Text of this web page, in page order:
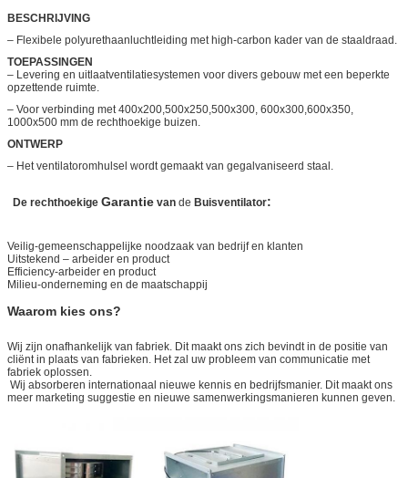
BESCHRIJVING
– Flexibele polyurethaanluchtleiding met high-carbon kader van de staaldraad.
TOEPASSINGEN
– Levering en uitlaatventilatiesystemen voor divers gebouw met een beperkte
opzettende ruimte.
– Voor verbinding met 400х200,500х250,500х300, 600х300,600х350,
1000х500 mm de rechthoekige buizen.
ONTWERP
– Het ventilatoromhulsel wordt gemaakt van gegalvaniseerd staal.
De rechthoekige Garantie van de Buisventilator:
Veilig-gemeenschappelijke noodzaak van bedrijf en klanten
Uitstekend – arbeider en product
Efficiency-arbeider en product
Milieu-onderneming en de maatschappij
Waarom kies ons?
Wij zijn onafhankelijk van fabriek. Dit maakt ons zich bevindt in de positie van
cliënt in plaats van fabrieken. Het zal uw probleem van communicatie met
fabriek oplossen.
Wij absorberen internationaal nieuwe kennis en bedrijfsmanier. Dit maakt ons
meer marketing suggestie en nieuwe samenwerkingsmanieren kunnen geven.